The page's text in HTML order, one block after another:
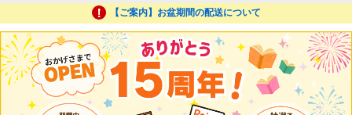
【ご案内】お盆期間の配送について